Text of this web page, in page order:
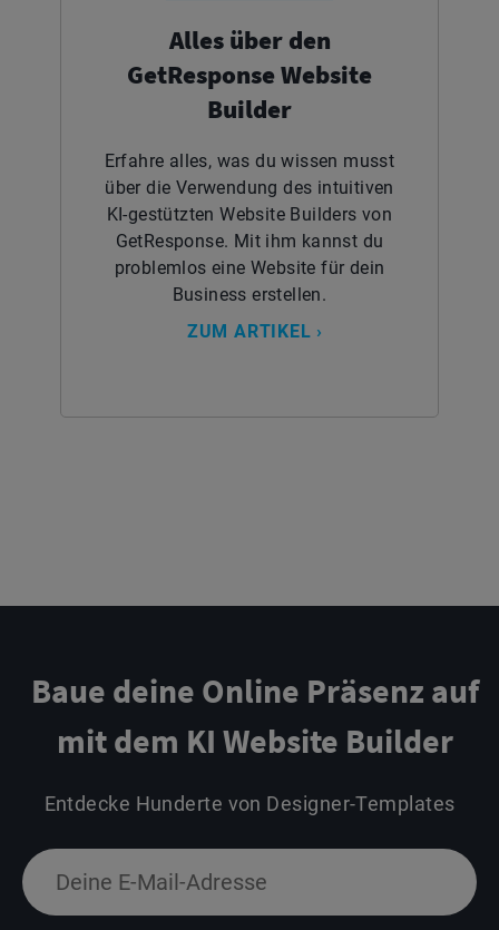
Alles über den
GetResponse Website
Builder
Erfahre alles, was du wissen musst
über die Verwendung des intuitiven
KI-gestützten Website Builders von
GetResponse. Mit ihm kannst du
problemlos eine Website für dein
Business erstellen.
ZUM ARTIKEL ›
Baue deine Online Präsenz auf
mit dem KI Website Builder
Entdecke Hunderte von Designer-Templates